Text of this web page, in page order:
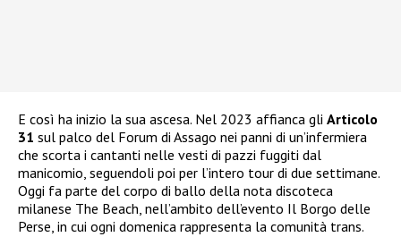
E così ha inizio la sua ascesa. Nel 2023 affianca gli Articolo
31 sul palco del Forum di Assago nei panni di un’infermiera
che scorta i cantanti nelle vesti di pazzi fuggiti dal
manicomio, seguendoli poi per l’intero tour di due settimane.
Oggi fa parte del corpo di ballo della nota discoteca
milanese The Beach, nell’ambito dell’evento Il Borgo delle
Perse, in cui ogni domenica rappresenta la comunità trans.